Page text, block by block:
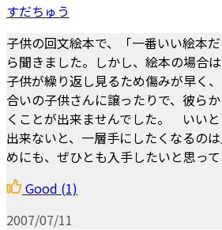
すだちゅう
子供の回文絵本で、「一番いい絵本
ら聞きました。しかし、絵本の場合は
子供が繰り返し見るため傷みが早く
合いの子供さんに譲ったりで、彼ら
くことが出来ませんでした。 いい
出来ないと、一層手にしたくなるの
めにも、ぜひとも入手したいと思って
Good (1)
2007/07/11